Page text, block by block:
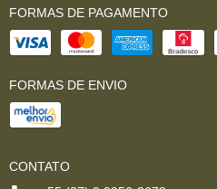
FORMAS DE PAGAMENTO
FORMAS DE ENVIO
CONTATO